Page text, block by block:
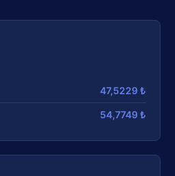
47,5229 ₺
54,7749 ₺